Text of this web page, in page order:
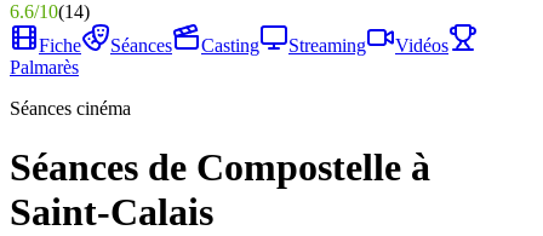
6.6/10(14)
Fiche
Séances Casting Streaming
Vidéos
Palmarès
Séances cinéma
Séances de Compostelle à
Saint-Calais